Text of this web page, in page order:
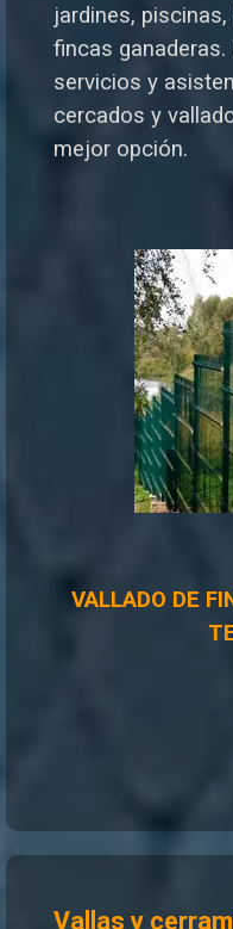
jardines,
fincas ganaderas.
servicios y
cercados y
mejor opción.
VALLADO DE
Vallas y